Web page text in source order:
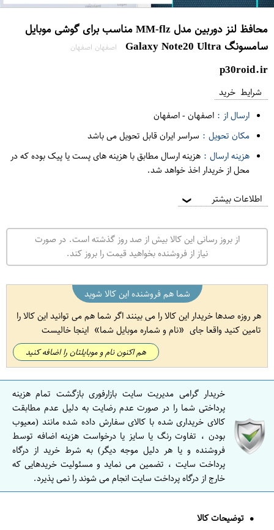
محافظ لنز دوربین مدل MM-flz مناسب برای گوشی موبایل
سامسونگ Galaxy Note20 Ultra
اصفهان اصفهان
p30roid.ir
شرایط خرید
ارسال از : اصفهان-اصفهان
مکان تحویل : سراسر ایران قابل تحویل می باشد
هزینه ارسال : هزینه ارسال مطابق با هزینه های پست یا پیک بوده که در
محل از خریدار اخذ خواهد شد.
اطلاعات بیشتر ❯
از بروز رسانی این کالا بیش از صد روز گذشته است. در صورت
نیاز از فروشنده بخواهید قیمت را بروز کند.
شما هم فروشنده این کالا شوید
هر روزه صدها خریدار این کالا را می بینند اگر شما هم می توانید این کالا را
تامین کنید واقعا جای
نام و شماره موبایل شما اینجا خالیست
هم اکنون نام و موبایلتان را اضافه کنید
خریدار گرامی مدیریت سایت بازارفوری بازگشت تمام هزینه
پرداختی شما را در صورت عدم رضایت به دلیل عدم مطابقت
کالای خریداری شده با کالای سفارش داده شده مانند (معیوب
بودن ، تفاوت رنگ یا سایز یا درخواست هزینه اضافه توسط
فروشنده و یا هر دلیل موجه دیگر) به شرط خرید از درگاه
پرداخت سایت ، تضمین می نماید و مسئولیت خریدهایی که
خارج از درگاه پرداخت سایت انجام می شوند را نمی پذیرد.
توضیحات کالا